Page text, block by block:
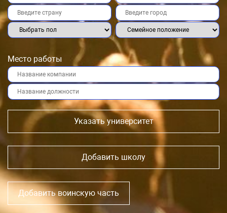
Место работы
Указать университет
Добавить школу
Добавить воинскую часть